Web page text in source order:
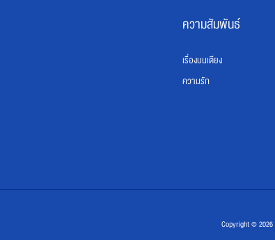
ความสัมพันธ์
เรื่องบนเตียง
ความรัก
Copyright ©